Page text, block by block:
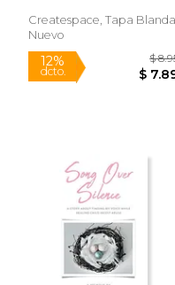
dcto.
Createspace, Tapa Blanda,
Nuevo